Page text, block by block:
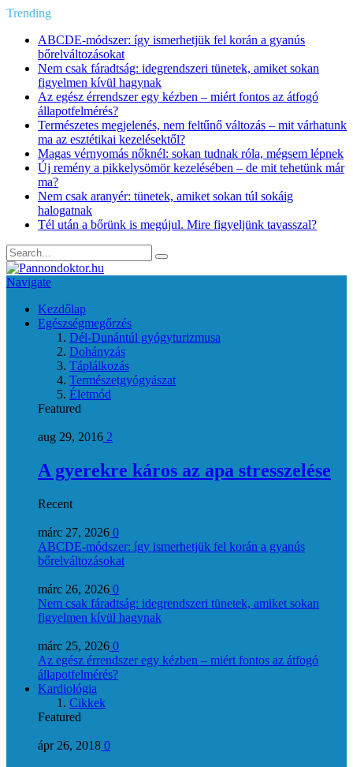
Trending
ABCDE‑módszer: így ismerhetjük fel korán a gyanús
bőrelváltozásokat
Nem csak fáradtság: idegrendszeri tünetek, amiket sokan
figyelmen kívül hagynak
Az egész érrendszer egy kézben – miért fontos az átfogó
állapotfelmérés?
Természetes megjelenés, nem feltűnő változás – mit várhatunk
ma az esztétikai kezelésektől?
Magas vérnyomás nőknél: sokan tudnak róla, mégsem lépnek
Új remény a pikkelysömör kezelésében – de mit tehetünk már
ma?
Nem csak aranyér: tünetek, amiket sokan túl sokáig
halogatnak
Tél után a bőrünk is megújul. Mire figyeljünk tavasszal?
Navigate
Kezdőlap
Egészségmegőrzés
Dél-Dunántúl gyógyturizmusa
Dohányzás
Táplálkozás
Természetgyógyászat
Életmód
Featured
aug 29, 2016 2
A gyerekre káros az apa stresszelése
Recent
márc 27, 2026 0
ABCDE‑módszer: így ismerhetjük fel korán a gyanús
bőrelváltozásokat
márc 26, 2026 0
Nem csak fáradtság: idegrendszeri tünetek, amiket sokan
figyelmen kívül hagynak
márc 25, 2026 0
Az egész érrendszer egy kézben – miért fontos az átfogó
állapotfelmérés?
Kardiológia
Cikkek
Featured
ápr 26, 2018 0